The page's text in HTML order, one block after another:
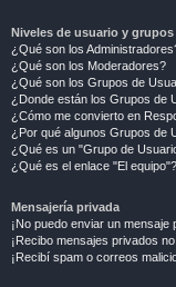
Niveles de usuario y grupos
¿Qué son los
¿Qué son los Moderadores?
¿Qué son los Grupos de
¿Donde están los Grupos de
¿Cómo me convierto en
¿Por qué algunos Grupos de
¿Qué es un "Grupo de
¿Qué es el enlace "El equipo"?
Mensajería privada
¡No puedo enviar un mensaje
¡Recibo mensajes privados
¡Recibí spam o correos